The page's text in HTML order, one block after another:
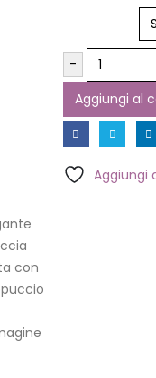
-
Aggiungi al
Aggiungi